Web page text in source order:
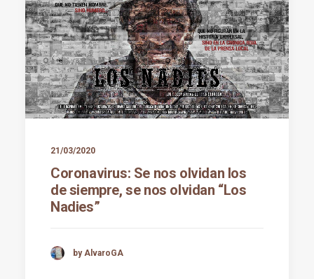
21/03/2020
Coronavirus: Se nos olvidan los
de siempre, se nos olvidan “Los
Nadies”
by AlvaroGA